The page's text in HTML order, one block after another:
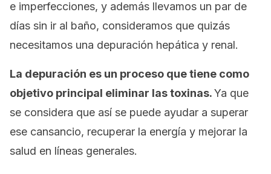
e imperfecciones, y además llevamos un par de
días sin ir al baño, consideramos que quizás
necesitamos una depuración hepática y renal.
La depuración es un proceso que tiene como
objetivo principal eliminar las toxinas.Ya que
se considera que así se puede ayudar a superar
ese cansancio, recuperar la energía y mejorar la
salud en líneas generales.